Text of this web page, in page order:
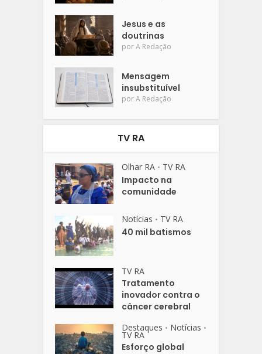
Jesus e as
doutrinas
porA Redação
Mensagem
insubstituível
porA Redação
TV RA
Olhar RA • TV RA
Impacto na
comunidade
Notícias • TV RA
40 mil batismos
TV RA
Tratamento
inovador contra o
câncer cerebral
Destaques • Notícias •
TV RA
Esforço global